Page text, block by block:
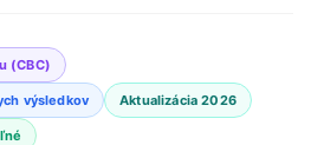
(CBC)
výsledkov Aktualizácia 2026